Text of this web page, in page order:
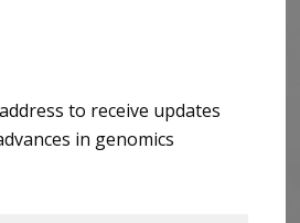
to receive updates
in genomics